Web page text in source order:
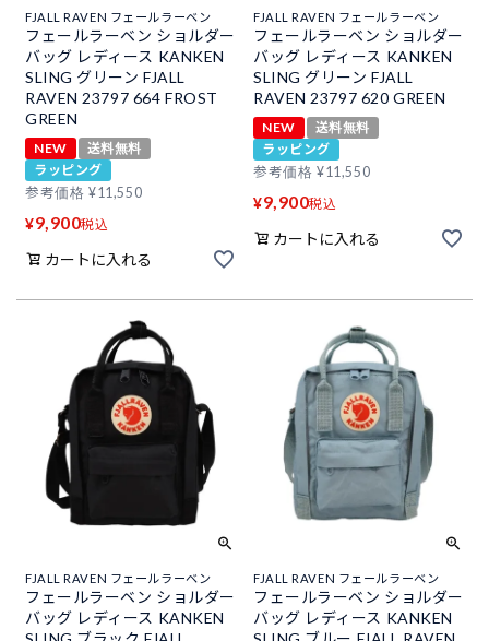
FJALL RAVEN フェールラーベン
フェールラーベン ショルダー
バッグ レディース KANKEN
SLING グリーン FJALL
RAVEN 23797 664 FROST
GREEN
NEW
送料無料
ラッピング
参考価格 ¥11,550
¥9,900税込
カートに入れる
FJALL RAVEN フェールラーベン
フェールラーベン ショルダー
バッグ レディース KANKEN
SLING グリーン FJALL
RAVEN 23797 620 GREEN
NEW
送料無料
ラッピング
参考価格 ¥11,550
¥9,900税込
カートに入れる
FJALL RAVEN フェールラーベン
フェールラーベン ショルダー
バッグ レディース KANKEN
FJALL RAVEN フェールラーベン
フェールラーベン ショルダー
バッグ レディース KANKEN